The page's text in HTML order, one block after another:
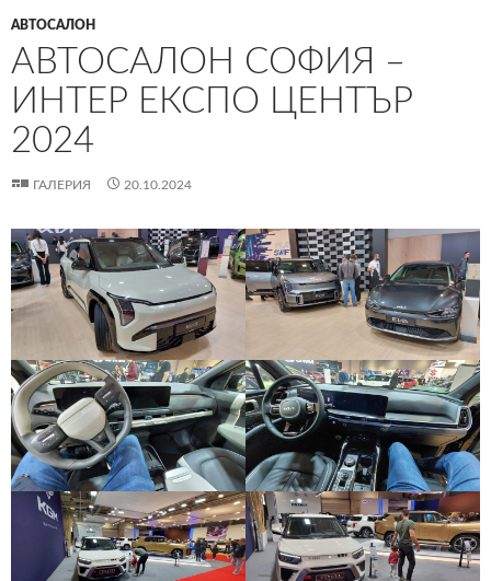
АВТОСАЛОН
АВТОСАЛОН СОФИЯ –
ИНТЕР ЕКСПО ЦЕНТЪР
2024
ГАЛЕРИЯ 20.10.2024